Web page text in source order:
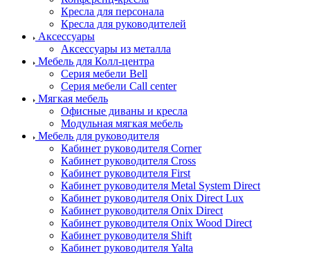
Кресла для персонала
Кресла для руководителей
Аксессуары
Аксессуары из металла
Мебель для Колл-центра
Серия мебели Bell
Серия мебели Call center
Мягкая мебель
Офисные диваны и кресла
Модульная мягкая мебель
Мебель для руководителя
Кабинет руководителя Corner
Кабинет руководителя Cross
Кабинет руководителя First
Кабинет руководителя Metal System Direct
Кабинет руководителя Onix Direct Lux
Кабинет руководителя Onix Direct
Кабинет руководителя Onix Wood Direct
Кабинет руководителя Shift
Кабинет руководителя Yalta